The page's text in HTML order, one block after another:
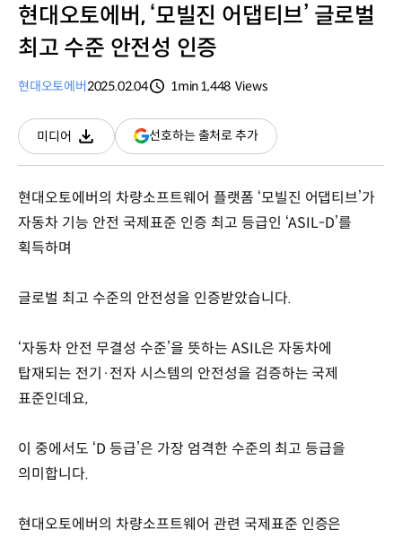
현대오토에버, ‘모빌진 어댑티브’ 글로벌
최고 수준 안전성 인증
현대오토에버2025.02.04
1min1,448 Views
미디어
다운로드
선호하는 출처로 추가(새
창
현대오토에버의 차량소프트웨어 플랫폼 ‘모빌진 어댑티브’가
자동차 기능 안전 국제표준 인증 최고 등급인 ‘ASIL-D’를
획득하며
글로벌 최고 수준의 안전성을 인증받았습니다.
‘자동차 안전 무결성 수준’을 뜻하는 ASIL은 자동차에
탑재되는 전기·전자 시스템의 안전성을 검증하는 국제
표준인데요,
이 중에서도 ‘D 등급’은 가장 엄격한 수준의 최고 등급을
의미합니다.
현대오토에버의 차량소프트웨어 관련 국제표준 인증은